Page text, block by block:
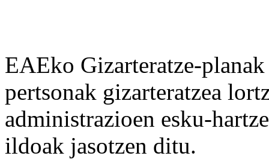
EAEko Gizarteratze-
pertsonak gizarteratzea
administrazioen esku-
ildoak jasotzen ditu.